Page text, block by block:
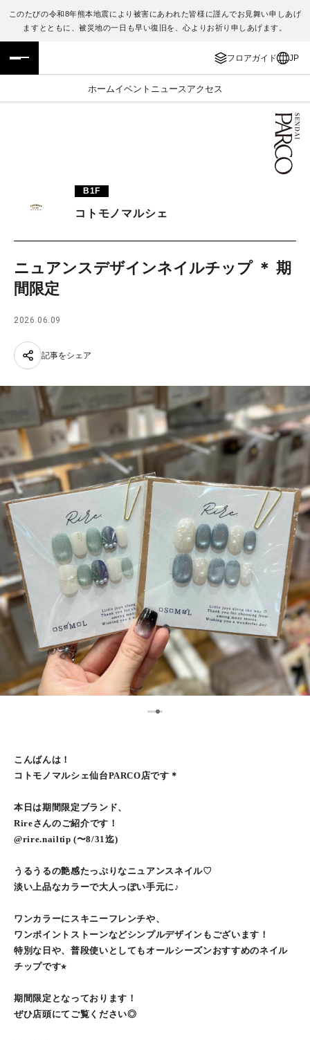
このたびの令和8年熊本地震により被害にあわれた皆様に謹んでお見舞い申しあげ
ますとともに、被災地の一日も早い復旧を、心よりお祈り申しあげます。
フロアガイド JP
ホームイベント ニュース アクセス
フロアガイド
施設案内・アクセス
TAX FREE
JP
ENGLISH
繁体字
日本語
B1F
コトモノマルシェ
ニュアンスデザインネイルチップ ＊ 期
間限定
2026.06.09
記事をシェア
1234
こんばんは！
コトモノマルシェ仙台PARCO店です＊
本日は期間限定ブランド、
Rireさんのご紹介です！
@rire.nailtip (〜8/31迄)
うるうるの艶感たっぷりなニュアンスネイル♡
淡い上品なカラーで大人っぽい手元に♪
ワンカラーにスキニーフレンチや、
ワンポイントストーンなどシンプルデザインもございます！
特別な日や、普段使いとしてもオールシーズンおすすめのネイル
チップです⭐︎
期間限定となっております！
ぜひ店頭にてご覧ください◎